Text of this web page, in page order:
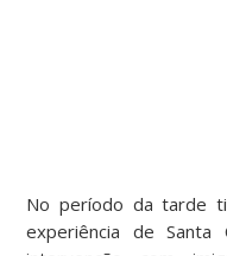
No período da tarde
experiência de Santa